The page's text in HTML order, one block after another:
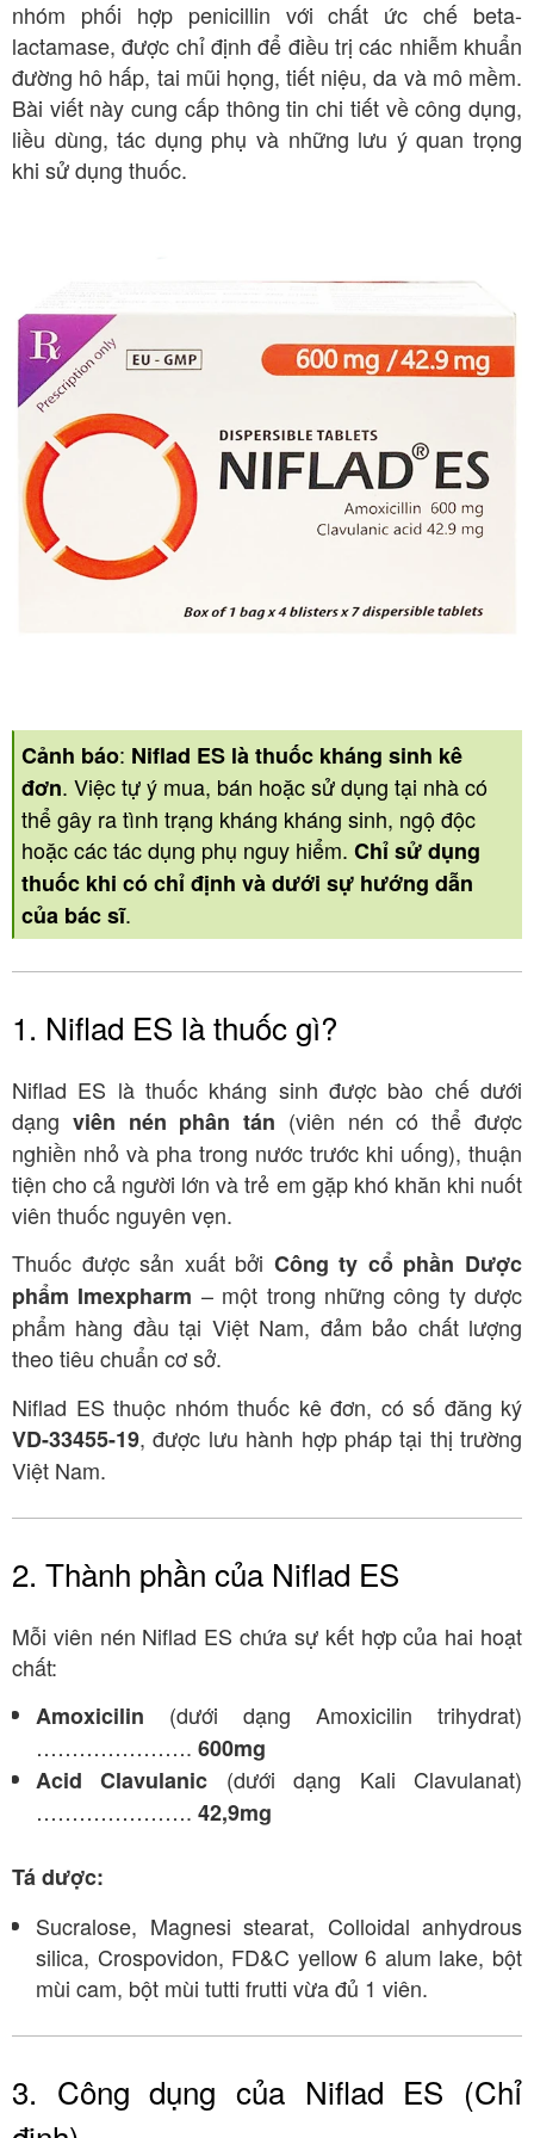
nhóm phối hợp penicillin với chất ức chế beta-
lactamase, được chỉ định để điều trị các nhiễm khuẩn
đường hô hấp, tai mũi họng, tiết niệu, da và mô mềm.
Bài viết này cung cấp thông tin chi tiết về công dụng,
liều dùng, tác dụng phụ và những lưu ý quan trọng
khi sử dụng thuốc.
Cảnh báo: Niflad ES là thuốc kháng sinh kê
đơn. Việc tự ý mua, bán hoặc sử dụng tại nhà có
thể gây ra tình trạng kháng kháng sinh, ngộ độc
hoặc các tác dụng phụ nguy hiểm. Chỉ sử dụng
thuốc khi có chỉ định và dưới sự hướng dẫn
của bác sĩ.
1. Niflad ES là thuốc gì?
Niflad ES là thuốc kháng sinh được bào chế dưới
dạng viên nén phân tán (viên nén có thể được
nghiền nhỏ và pha trong nước trước khi uống), thuận
tiện cho cả người lớn và trẻ em gặp khó khăn khi nuốt
viên thuốc nguyên vẹn.
Thuốc được sản xuất bởi Công ty cổ phần Dược
phẩm Imexpharm – một trong những công ty dược
phẩm hàng đầu tại Việt Nam, đảm bảo chất lượng
theo tiêu chuẩn cơ sở.
Niflad ES thuộc nhóm thuốc kê đơn, có số đăng ký
VD-33455-19, được lưu hành hợp pháp tại thị trường
Việt Nam.
2. Thành phần của Niflad ES
Mỗi viên nén Niflad ES chứa sự kết hợp của hai hoạt
chất:
Amoxicilin (dưới dạng Amoxicilin trihydrat)
…………………. 600mg
Acid Clavulanic (dưới dạng Kali Clavulanat)
…………………. 42,9mg
Tá dược:
Sucralose, Magnesi stearat, Colloidal anhydrous
silica, Crospovidon, FD&C yellow 6 alum lake, bột
mùi cam, bột mùi tutti frutti vừa đủ 1 viên.
3. Công dụng của Niflad ES (Chỉ